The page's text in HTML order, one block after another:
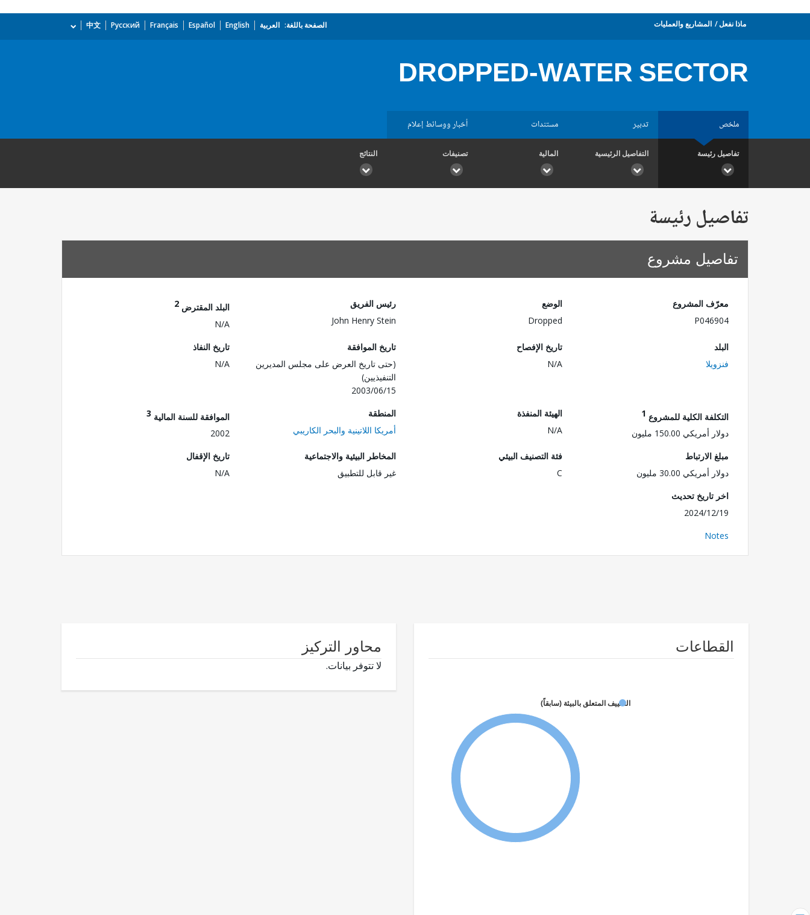
ماذا نفعل المشاريع والعمليات الصفحة باللغة: العربية English
Español
Français
Русский
中文
DROPPED-WATER SECTOR
ملخص تدبير مستندات أخبار ووسائط إعلام
تفاصيل رئيسة التفاصيل الرئيسية المالية تصنيفات النتائج
تفاصيل رئيسة
تفاصيل مشروع
معرّف المشروع
P046904
الوضع
Dropped
رئيس الفريق
John Henry Stein
البلد المقترض 2
N/A
البلد
فنزويلا
تاريخ الإفصاح
N/A
تاريخ الموافقة
(حتى تاريخ العرض على مجلس المديرين
التنفيذيين)
2003/06/15
تاريخ النفاذ
N/A
التكلفة الكلية للمشروع 1
دولار أمريكي 150.00 مليون
الهيئة المنفذة
N/A
المنطقة
أمريكا اللاتينية والبحر الكاريبي
الموافقة للسنة المالية 3
2002
مبلغ الارتباط
دولار أمريكي 30.00 مليون
فئة التصنيف البيئي
C
المخاطر البيئية والاجتماعية
غير قابل للتطبيق
تاريخ الإقفال
N/A
اخر تاريخ تحديث
2024/12/19
Notes
القطاعات
التكييف المتعلق بالبيئة (سابقاً)
محاور التركيز
لا تتوفر بيانات.